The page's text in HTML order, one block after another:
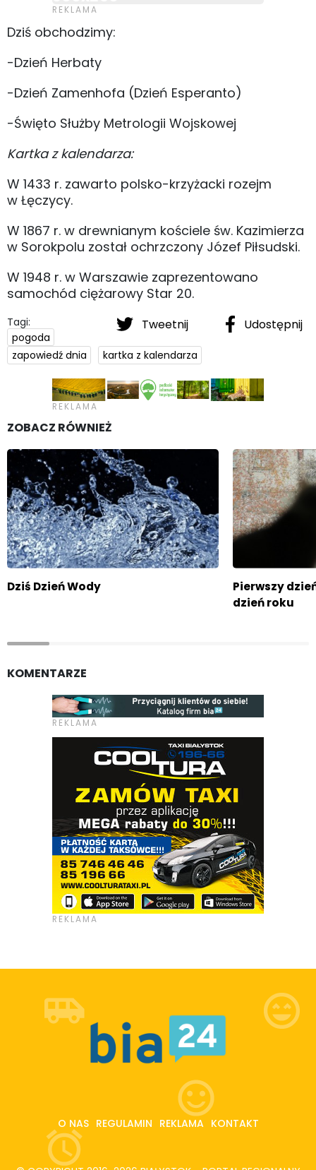
Dziś obchodzimy:
-Dzień Herbaty
-Dzień Zamenhofa (Dzień Esperanto)
-Święto Służby Metrologii Wojskowej
Kartka z kalendarza:
W 1433 r. zawarto polsko-krzyżacki rozejm
w Łęczycy.
W 1867 r. w drewnianym kościele św. Kazimierza
w Sorokpolu został ochrzczony Józef Piłsudski.
W 1948 r. w Warszawie zaprezentowano
samochód ciężarowy Star 20.
Tweetnij Udostępnij
Tagi:
pogoda
zapowiedź dnia
kartka z kalendarza
ZOBACZ RÓWNIEŻ
Dziś Dzień Wody
Pierwszy
dzień roku
KOMENTARZE
O NAS REGULAMIN REKLAMA KONTAKT